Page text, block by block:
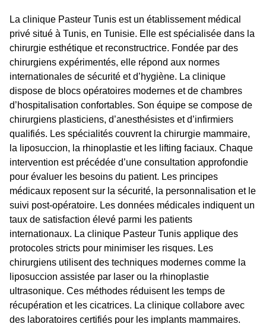
La clinique Pasteur Tunis est un établissement médical
privé situé à Tunis, en Tunisie. Elle est spécialisée dans la
chirurgie esthétique et reconstructrice. Fondée par des
chirurgiens expérimentés, elle répond aux normes
internationales de sécurité et d’hygiène. La clinique
dispose de blocs opératoires modernes et de chambres
d’hospitalisation confortables. Son équipe se compose de
chirurgiens plasticiens, d’anesthésistes et d’infirmiers
qualifiés. Les spécialités couvrent la chirurgie mammaire,
la liposuccion, la rhinoplastie et les lifting faciaux. Chaque
intervention est précédée d’une consultation approfondie
pour évaluer les besoins du patient. Les principes
médicaux reposent sur la sécurité, la personnalisation et le
suivi post-opératoire. Les données médicales indiquent un
taux de satisfaction élevé parmi les patients
internationaux. La clinique Pasteur Tunis applique des
protocoles stricts pour minimiser les risques. Les
chirurgiens utilisent des techniques modernes comme la
liposuccion assistée par laser ou la rhinoplastie
ultrasonique. Ces méthodes réduisent les temps de
récupération et les cicatrices. La clinique collabore avec
des laboratoires certifiés pour les implants mammaires.